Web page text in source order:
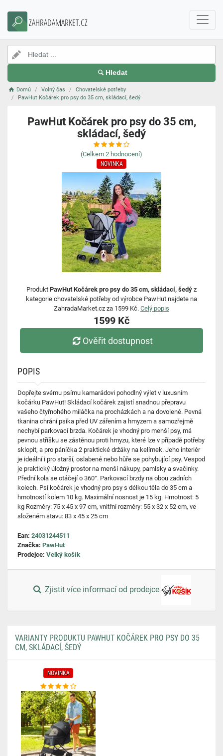
ZAHRADAMARKET.CZ
Hledat
Domů Volný čas
Chovatelské potřeby
PawHut Kočárek pro psy do 35 cm, skládací, šedý
PawHut Kočárek pro psy do 35 cm,
skládací, šedý
(Celkem 2 hodnocení)
NOVINKA
Produkt PawHut Kočárek pro psy do 35 cm, skládací, šedý z
kategorie chovatelské potřeby od výrobce PawHut najdete na
ZahradaMarket.cz za 1599 Kč. Celý popis
1599 Kč
Ověřit dostupnost
POPIS
Dopřejte svému psímu kamarádovi pohodlný výlet v luxusním
kočárku PawHut! Skládací kočárek zajistí snadnou přepravu
vašeho čtyřnohého miláčka na procházkách a na dovolené. Pevná
tkanina chrání psíka před UV zářením a hmyzem a samozřejmě
nechybí parkovací brzda. Kočárek je vhodný pro menší psy, má
pevnou stříšku se zástěnou proti hmyzu, které lze v případě potřeby
sklopit, a pro páníčka 2 praktické držáky na kelímek. Jeho interiér
je ideální i pro starší, oslabené nebo hůře se pohybující psy. Vespod
je praktický úložný prostor na menší nákupy, pamlsky a svačinky.
Přední kola se otáčejí o 360°. Parkovací brzdy na obou zadních
kolech. Psí kočárek je vhodný pro psy s délkou těla do 35 cm a
hmotností kolem 10 kg. Maximální nosnost je 15 kg. Hmotnost: 5
kg Rozměry: 75 x 45 x 97 cm, vnitřní rozměry: 55 x 32 x 52 cm, ve
složeném stavu: 83 x 45 x 25 cm
Ean: 24031244511
Značka: PawHut
Prodejce: Velký košík
Zjistit více informací od prodejce
VARIANTY PRODUKTU PAWHUT KOČÁREK PRO PSY DO 35
CM, SKLÁDACÍ, ŠEDÝ
NOVINKA